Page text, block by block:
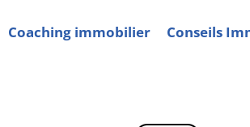
Coaching immobilier Conseils